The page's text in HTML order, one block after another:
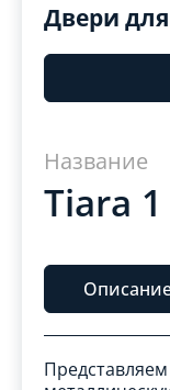
Двери
Название
Tiara 1